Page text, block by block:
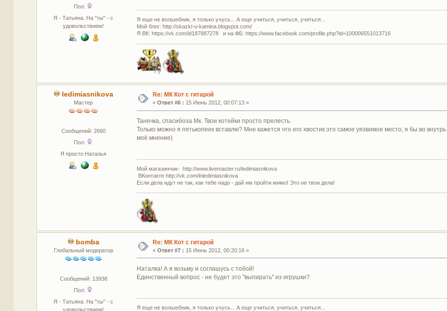
Пол:
Я - Татьяна. На "ты" - с
удовольствием!
Я еще не волшебник, я только учусь... А еще учиться, учиться, учиться...
Мой блог: http://skazki-u-kamina.blogspot.com/
Я ВК: https://vk.com/id187887278 и на ФБ: https://www.facebook.com/profile.php?id=100006551013716
ledimiasnikova
Мастер
Сообщений: 2660
Пол:
Я просто Наталья
Re: МК Кот с гитарой
« Ответ #6 : 15 Июнь 2012, 00:07:13 »
Танечка, спасибоза Мк. Твои котейки просто прелесть.
Только можно я пятькопеек вставлю? Мне кажется что его хвостик это самое уязвимое место, я бы во
моё мнение)
Мой магазинчик- http://www.livemaster.ru/ledimiasnikova
ВКонтакте http://vk.com/lnledimiasnikova
Если дела идут не так, как тебе надо - дай им пройти мимо! Это не твои дела!
bomba
Глобальный модератор
Сообщений: 13938
Пол:
Я - Татьяна. На "ты" - с
удовольствием!
Re: МК Кот с гитарой
« Ответ #7 : 15 Июнь 2012, 00:20:16 »
Наталка! А я возьму и соглашусь с тобой!
Единственный вопрос - не будет это "выпирать" из игрушки?
Я еще не волшебник, я только учусь... А еще учиться, учиться, учиться...